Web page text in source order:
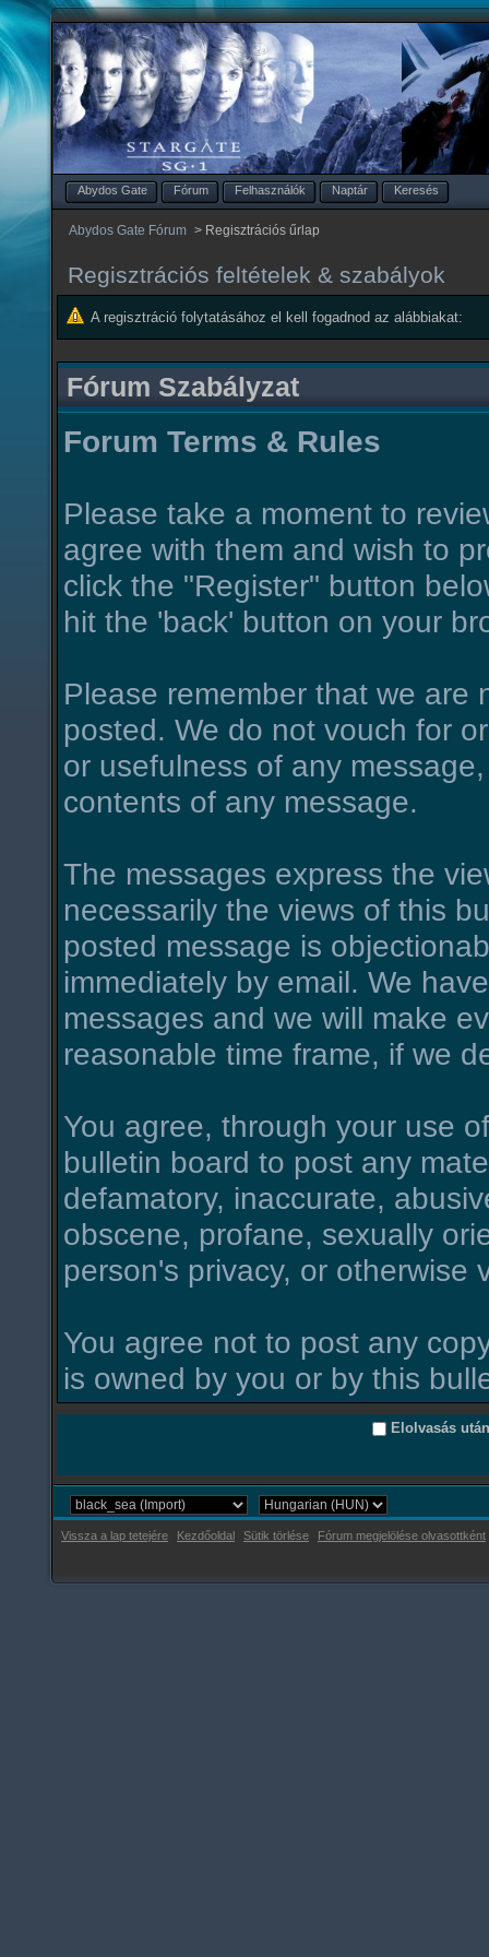
Abydos Gate Fórum Felhasználók Naptár Keresés
Abydos Gate Fórum > Regisztrációs űrlap
Regisztrációs feltételek & szabályok
A regisztráció folytatásához el kell fogadnod az alábbiakat:
Fórum Szabályzat
Forum Terms & Rules
Please take a moment to
agree with them and wish to
click the "Register" button
hit the 'back' button on your
Please remember that we are
posted. We do not vouch for
or usefulness of any
contents of any message.
The messages express the
necessarily the views of this
posted message is
immediately by email. We
messages and we will make
reasonable time frame, if we
You agree, through your use
bulletin board to post any
defamatory, inaccurate,
obscene, profane, sexually
person's privacy, or otherwise
You agree not to post any
is owned by you or by this
Elolvasás
Vissza a lap tetejére Kezdőoldal Sütik törlése Fórum megjelölése olvasottként